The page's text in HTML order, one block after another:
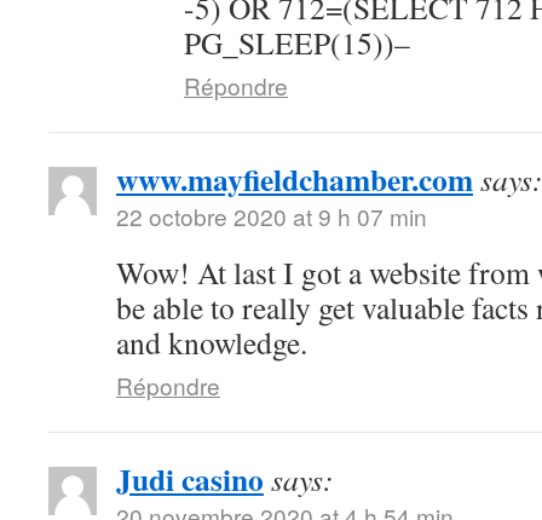
PG_SLEEP(15))–
Répondre
www.mayfieldchamber.comsays:
22 octobre 2020 at 9 h 07 min
Wow! At last I got a website from
be able to really get valuable
and knowledge.
Répondre
Judi casino says: